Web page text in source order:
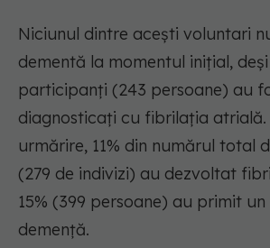
Niciunul dintre acești voluntari
dementă la momentul inițial,
participanți (243 persoane) au
diagnosticați cu fibrilația
urmărire, 11% din numărul total
(279 de indivizi) au dezvoltat
15% (399 persoane) au primit
demență.